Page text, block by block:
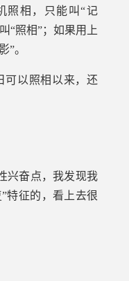
照相，只能叫“记
“照相”；如果用上
”。
可以照相以来，还
兴奋点，我发现我
特征的，看上去很